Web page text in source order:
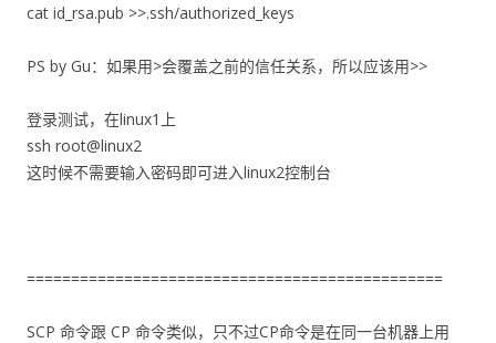
cat id_rsa.pub >>.ssh/authorized_keys
PS by Gu：如果用>会覆盖之前的信任关系，所以应该用>>
登录测试，在linux1上
ssh root@linux2
这时候不需要输入密码即可进入linux2控制台
===============================================
SCP 命令跟 CP 命令类似，只不过CP命令是在同一台机器上用